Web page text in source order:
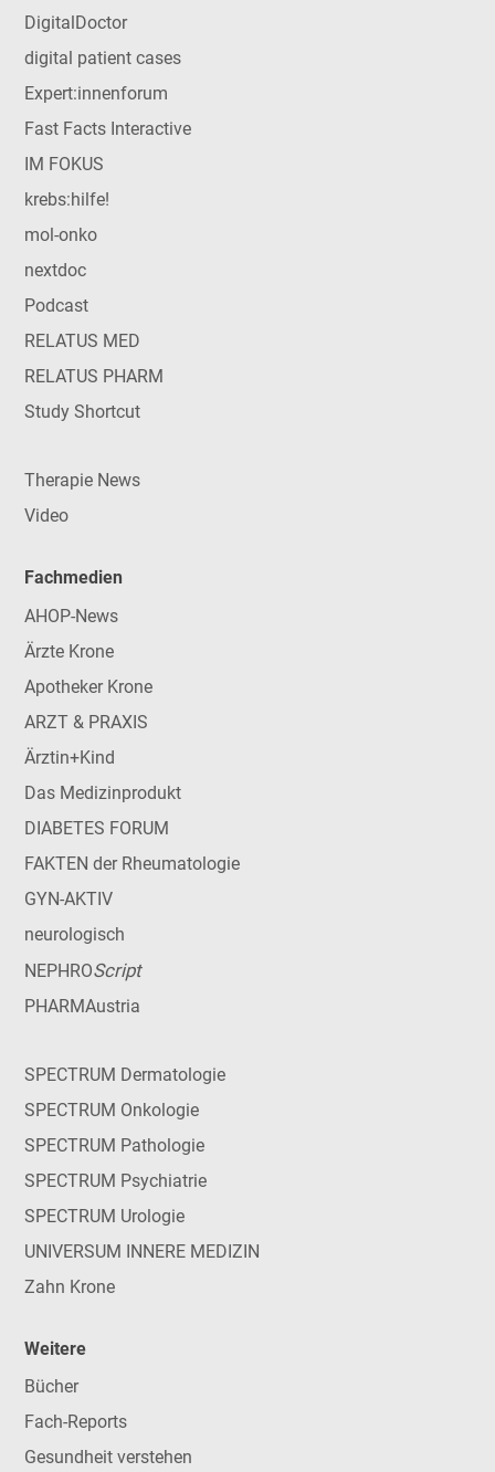
DigitalDoctor
digital patient cases
Expert:innenforum
Fast Facts Interactive
IM FOKUS
krebs:hilfe!
mol-onko
nextdoc
Podcast
RELATUS MED
RELATUS PHARM
Study Shortcut
Therapie News
Video
Fachmedien
AHOP-News
Ärzte Krone
Apotheker Krone
ARZT & PRAXIS
Ärztin+Kind
Das Medizinprodukt
DIABETES FORUM
FAKTEN der Rheumatologie
GYN-AKTIV
neurologisch
NEPHROScript
PHARMAustria
SPECTRUM Dermatologie
SPECTRUM Onkologie
SPECTRUM Pathologie
SPECTRUM Psychiatrie
SPECTRUM Urologie
UNIVERSUM INNERE MEDIZIN
Zahn Krone
Weitere
Bücher
Fach-Reports
Gesundheit verstehen